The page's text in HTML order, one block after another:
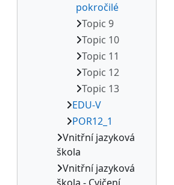
pokročilé
Topic 9
Topic 10
Topic 11
Topic 12
Topic 13
EDU-V
POR12_1
Vnitřní jazyková
škola
Vnitřní jazyková